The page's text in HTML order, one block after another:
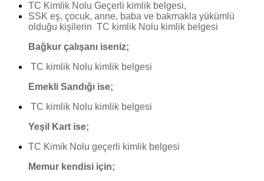
TC Kimlik Nolu Geçerli kimlik belgesi,
SSK eş, çocuk, anne, baba ve bakmakla yükümlü
olduğu kişilerin TC kimlik Nolu kimlik belgesi
Bağkur çalışanı iseniz;
TC kimlik Nolu kimlik belgesi
Emekli Sandığı ise;
TC kimlik Nolu kimlik belgesi
Yeşil Kart ise;
TC Kimik Nolu geçerli kimlik belgesi
Memur kendisi için;